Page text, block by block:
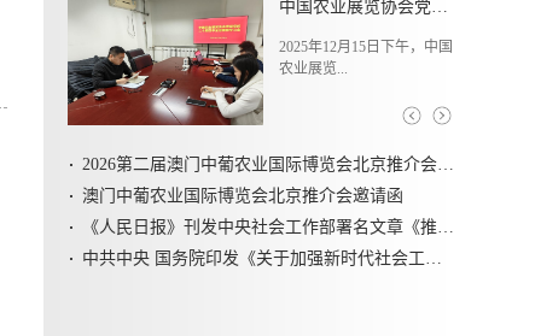
2025年12月15日下午，中国
农业展览...
2026第二届澳门中葡农业国际博览会北京推介会圆满召开
澳门中葡农业国际博览会北京推介会邀请函
《人民日报》刊发中央社会工作部署名文章《推动新时代社会工作高质量发展 坚定不移走中国特色社会主义社会治理之路》
中共中央 国务院印发《关于加强新时代社会工作的意见》